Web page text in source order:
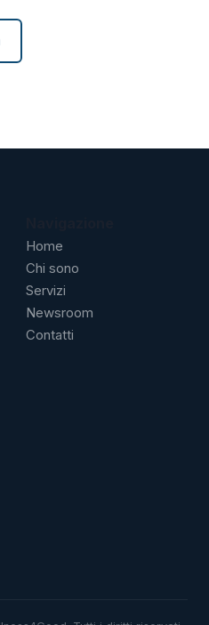
Home
Chi sono
Servizi
Newsroom
Contatti